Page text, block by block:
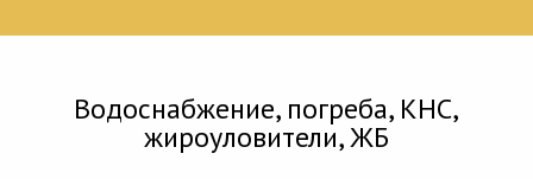
Водоснабжение, погреба, КНС,
жироуловители, ЖБ